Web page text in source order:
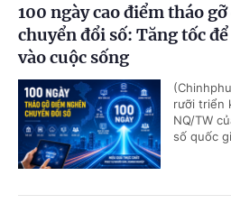
100 ngày cao điểm tháo
chuyển đổi số: Tăng tốc
vào cuộc sống
rưỡi triển
NQ/TW
số quốc